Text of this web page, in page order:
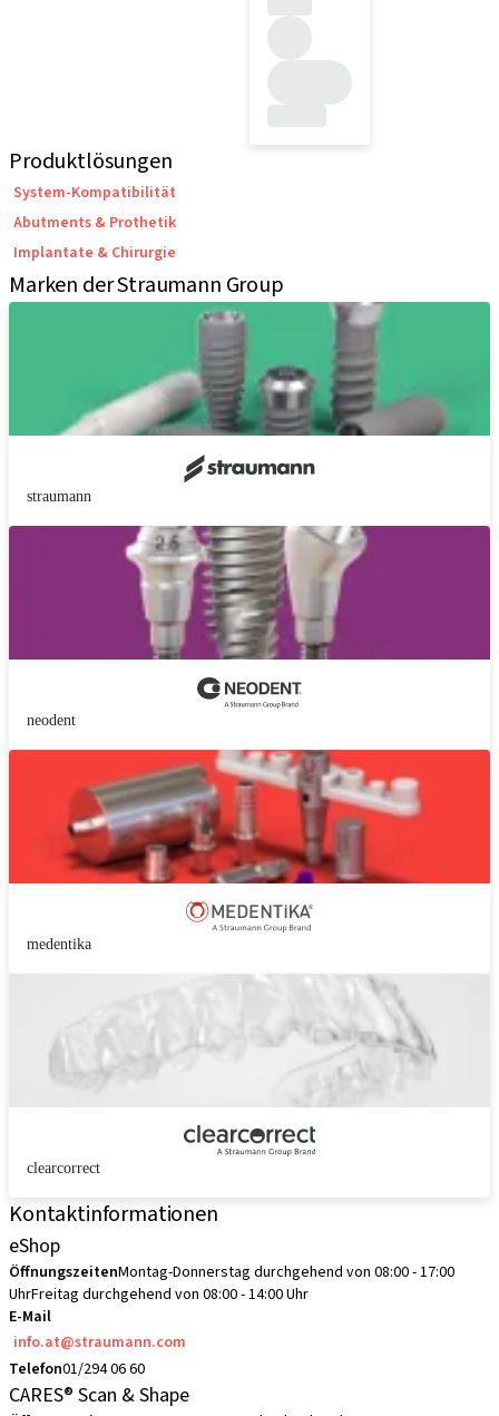
Produktlösungen
System-Kompatibilität
Abutments & Prothetik
Implantate & Chirurgie
Marken der Straumann Group
straumann
neodent
medentika
clearcorrect
Kontaktinformationen
eShop
ÖffnungszeitenMontag-Donnerstag durchgehend von 08:00 - 17:00
UhrFreitag durchgehend von 08:00 - 14:00 Uhr
E-Mail
info.at@straumann.com
Telefon01/294 06 60
CARES® Scan & Shape